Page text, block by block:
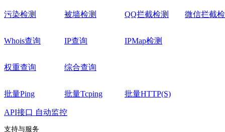
污染检测 被墙检测 QQ拦截检测 微信拦截
Whois查询 IP查询 IPMap检测
权重查询 综合查询
批量Ping 批量Tcping 批量HTTP(S)
API接口 自动监控
支持与服务